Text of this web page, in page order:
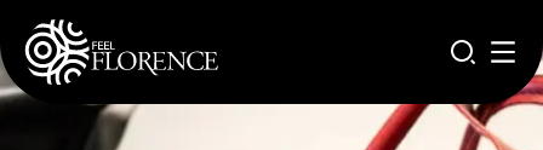
Aller au contenu principal